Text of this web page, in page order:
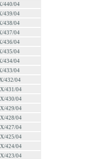
440/04
439/04
438/04
437/04
436/04
435/04
434/04
433/04
432/04
431/04
430/04
429/04
428/04
427/04
425/04
424/04
423/04